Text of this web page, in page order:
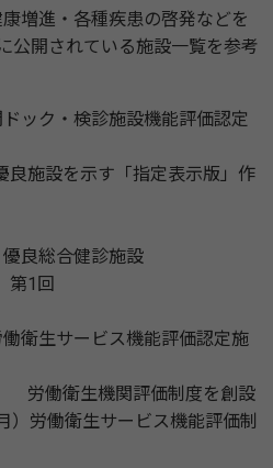
増進・各種疾患の啓発などを
公開されている施設一覧を参考
ック・検診施設機能評価認定
施設を示す「指定表示版」作
良総合健診施設
1回
衛生サービス機能評価認定施
働衛生機関評価制度を創設
労働衛生サービス機能評価制